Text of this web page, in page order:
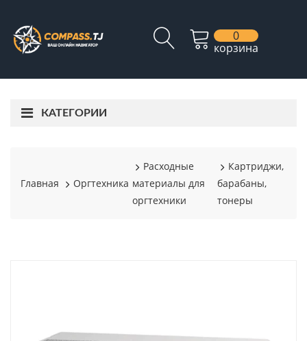
0
корзина
КАТЕГОРИИ
Главная Оргтехника
Расходные
материалы для
оргтехники
Картриджи,
барабаны,
тонеры